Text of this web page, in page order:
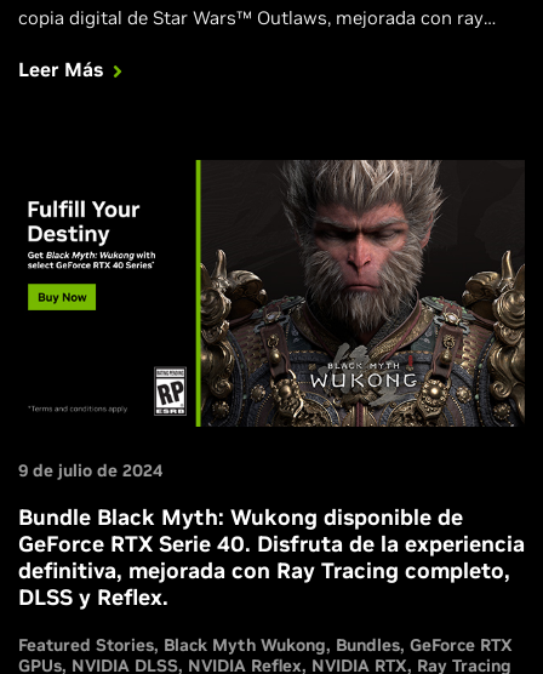
copia digital de Star Wars™ Outlaws, mejorada con ray
Rayos.
Leer Más
9 de julio de 2024
Bundle Black Myth: Wukong disponible de
GeForce RTX Serie 40. Disfruta de la experiencia
definitiva, mejorada con Ray Tracing completo,
DLSS y Reflex.
Featured Stories Black Myth Wukong Bundles GeForce RTX
GPUs NVIDIA DLSS NVIDIA Reflex NVIDIA RTX Ray Tracing